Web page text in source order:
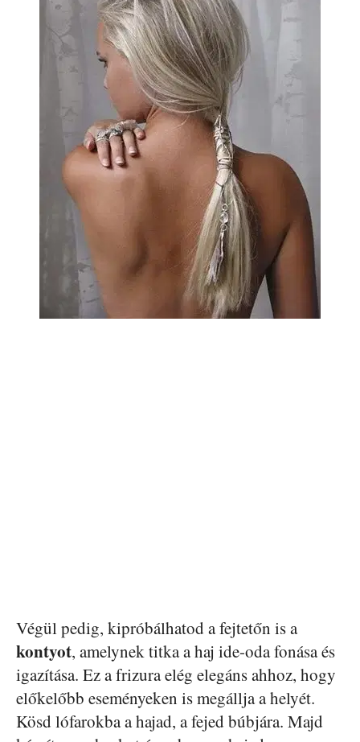
Végül pedig, kipróbálhatod a fejtetőn is a
kontyot, amelynek titka a haj ide-oda fonása és
igazítása. Ez a frizura elég elegáns ahhoz, hogy
előkelőbb eseményeken is megállja a helyét.
Kösd lófarokba a hajad, a fejed búbjára. Majd